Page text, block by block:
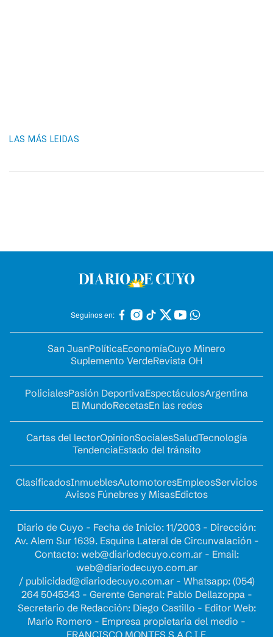
LAS MÁS LEIDAS
Seguinos en:
San JuanPolíticaEconomíaCuyo Minero
Suplemento VerdeRevista OH
PolicialesPasión DeportivaEspectáculosArgentina
El MundoRecetasEn las redes
Cartas del lectorOpinionSocialesSaludTecnología
TendenciaEstado del tránsito
ClasificadosInmueblesAutomotoresEmpleosServicios
Avisos Fúnebres y MisasEdictos
Diario de Cuyo - Fecha de Inicio: 11/2003 - Dirección:
Av. Alem Sur 1639. Esquina Lateral de Circunvalación -
Contacto: web@diariodecuyo.com.ar- Email:
web@diariodecuyo.com.ar
/ publicidad@diariodecuyo.com.ar- Whatsapp: (054)
264 5045343 - Gerente General: Pablo Dellazoppa -
Secretario de Redacción: Diego Castillo - Editor Web:
Mario Romero - Empresa propietaria del medio -
FRANCISCO MONTES S.A.C.I.F.